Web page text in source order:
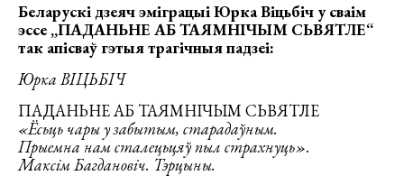
Беларускі дзеяч эміграцыі Юрка Віцьбіч у сваім
эссе „ПАДАНЬНЕ АБ ТАЯМНІЧЫМ СЬВЯТЛЕ“
так апісваў гэтыя трагічныя падзеі:
Юрка ВІЦЬБІЧ
ПАДАНЬНЕ АБ ТАЯМНІЧЫМ СЬВЯТЛЕ
«Ёсьць чары у забытым, старадаўным.
Прыемна нам сталецьцяў пыл страхнуць».
Максім Багдановіч. Тэрцыны.